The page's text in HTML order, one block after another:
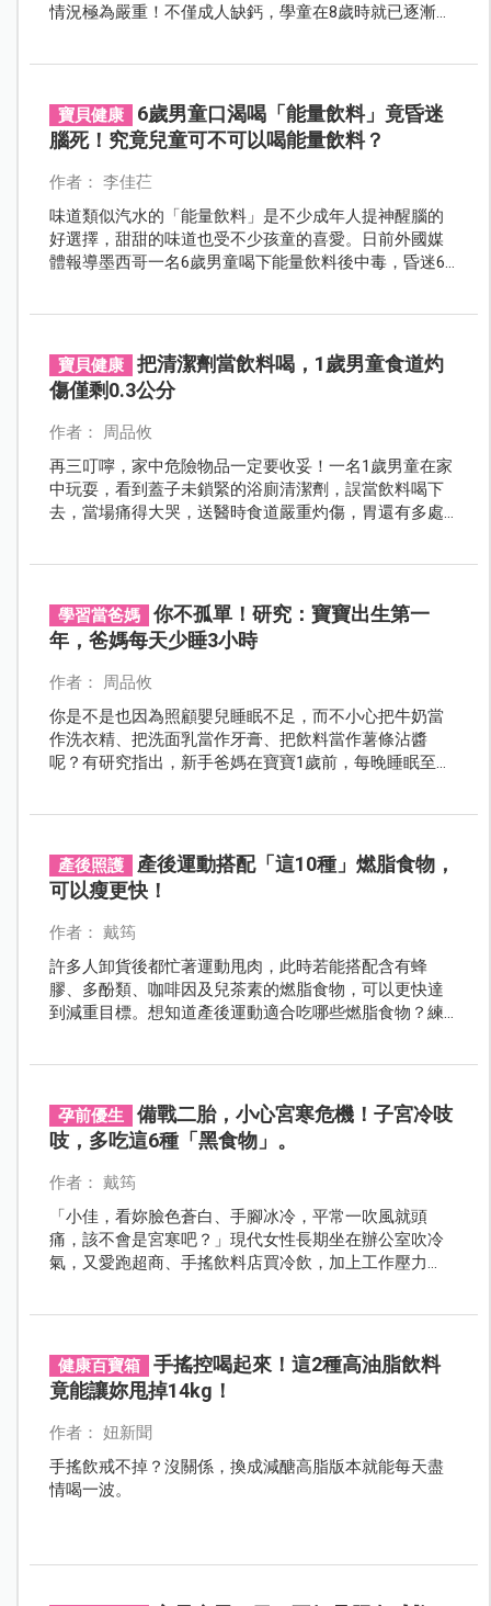
情況極為嚴重！不僅成人缺鈣，學童在8歲時就已逐漸以
寶貝健康
6歲男童口渴喝「能量飲料」竟昏迷
腦死！究竟兒童可不可以喝能量飲料？
作者： 李佳芢
味道類似汽水的「能量飲料」是不少成年人提神醒腦的
好選擇，甜甜的味道也受不少孩童的喜愛。日前外國媒
體報導墨西哥一名6歲男童喝下能量飲料後中毒，昏迷6
寶貝健康
把清潔劑當飲料喝，1歲男童食道灼
傷僅剩0.3公分
作者： 周品攸
再三叮嚀，家中危險物品一定要收妥！一名1歲男童在家
中玩耍，看到蓋子未鎖緊的浴廁清潔劑，誤當飲料喝下
去，當場痛得大哭，送醫時食道嚴重灼傷，胃還有多處
學習當爸媽
你不孤單！研究：寶寶出生第一
年，爸媽每天少睡3小時
作者： 周品攸
你是不是也因為照顧嬰兒睡眠不足，而不小心把牛奶當
作洗衣精、把洗面乳當作牙膏、把飲料當作薯條沾醬
呢？有研究指出，新手爸媽在寶寶1歲前，每晚睡眠至少
產後照護
產後運動搭配「這10種」燃脂食物，
可以瘦更快！
作者： 戴筠
許多人卸貨後都忙著運動甩肉，此時若能搭配含有蜂
膠、多酚類、咖啡因及兒茶素的燃脂食物，可以更快達
到減重目標。想知道產後運動適合吃哪些燃脂食物？練
孕前優生
備戰二胎，小心宮寒危機！子宮冷吱
吱，多吃這6種「黑食物」。
作者： 戴筠
「小佳，看妳臉色蒼白、手腳冰冷，平常一吹風就頭
痛，該不會是宮寒吧？」現代女性長期坐在辦公室吹冷
氣，又愛跑超商、手搖飲料店買冷飲，加上工作壓力
健康百寶箱
手搖控喝起來！這2種高油脂飲料
竟能讓妳甩掉14kg！
作者： 妞新聞
手搖飲戒不掉？沒關係，換成減醣高脂版本就能每天盡
情喝一波。